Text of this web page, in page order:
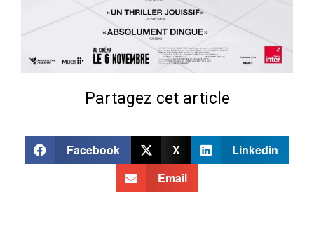
Partagez cet article
Facebook X
Linkedin
Email